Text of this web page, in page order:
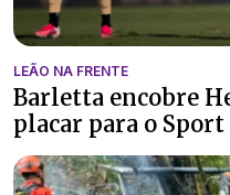
LEÃO NA FRENTE
Barletta encobre
placar para o Sport